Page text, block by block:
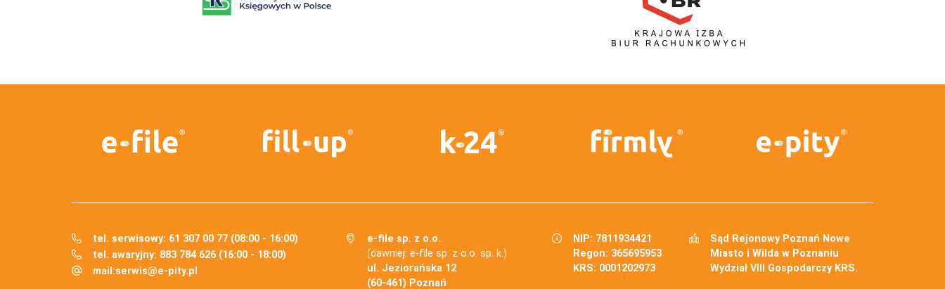
tel. serwisowy: 61 307 00 77 (08:00 - 16:00)
tel. awaryjny: 883 784 626 (16:00 - 18:00)
mail:serwis@e-pity.pl
e-file sp. z o.o.
(dawniej: e-file sp. z o.o. sp. k.)
ul. Jeziorańska 12
(60-461) Poznań
NIP: 7811934421
Regon: 365695953
KRS: 0001202973
Sąd Rejonowy Poznań Nowe
Miasto i Wilda w Poznaniu
Wydział VIII Gospodarczy KRS.